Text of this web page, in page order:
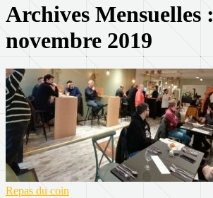
Archives Mensuelles :
novembre 2019
Repas du coin